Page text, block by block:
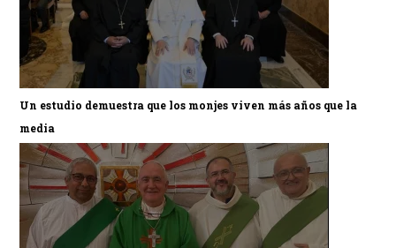
Un estudio demuestra que los monjes viven más años que la
media